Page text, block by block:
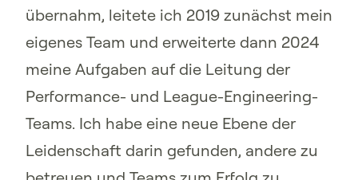
übernahm, leitete ich 2019 zunächst mein
eigenes Team und erweiterte dann 2024
meine Aufgaben auf die Leitung der
Performance- und League-Engineering-
Teams. Ich habe eine neue Ebene der
Leidenschaft darin gefunden, andere zu